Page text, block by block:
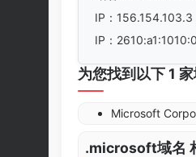
IP：156.154.103.3
IP：
为您找到以下 1
Microsoft
.microsoft域名